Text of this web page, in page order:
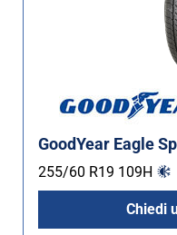
GoodYear Eagle
255/60 R19 109H
Chiedi